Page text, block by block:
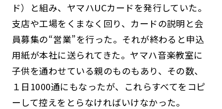
ド）と組み、ヤマハUCカードを発行していた。
支店や工場をくまなく回り、カードの説明と会
員募集の“営業”を行った。それが終わると申込
用紙が本社に送られてきた。ヤマハ音楽教室に
子供を通わせている親のものもあり、その数、
１日1000通にもなったが、これらすべてをコピ
ーして控えをとらなければいけなかった。